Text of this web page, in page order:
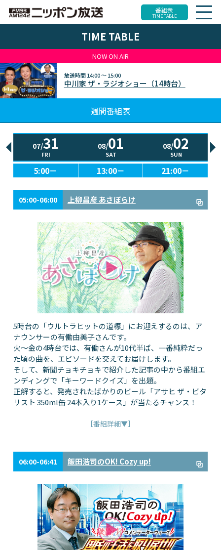
番組表
TIME TABLE
TIME TABLE
NOW ON AIR
放送時間14:00 ～ 15:00
中川家 ザ・ラジオショー（14時台）
週間番組表
07/31
FRI
08/01
SAT
08/02
SUN
5:00－ 13:00－ 21:00－
05:00-06:00 上柳昌彦 あさぼらけ
5時台の「ウルトラヒットの道標」にお迎えするのは、ア
ナウンサーの有働由美子さんです。
火～金の4時台では、有働さんが10代半ば、一番純粋だっ
た頃の曲を、エピソードを交えてお届けします。
そして、新聞チョキチョキで紹介した記事の中から番組エ
ンディングで「キーワードクイズ」を出題。
正解すると、発売されたばかりのビール「アサヒ ザ・ビタ
リスト 350ml缶 24本入り1ケース」が当たるチャンス！
［番組詳細▼］
06:00-06:41 飯田浩司のOK! Cozy up!